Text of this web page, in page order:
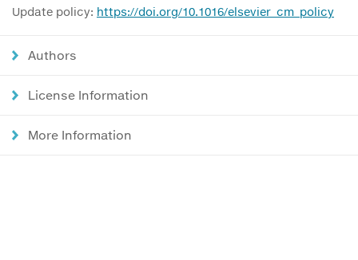
Update policy: https://doi.org/10.1016/elsevier_cm_policy
Authors
License Information
More Information